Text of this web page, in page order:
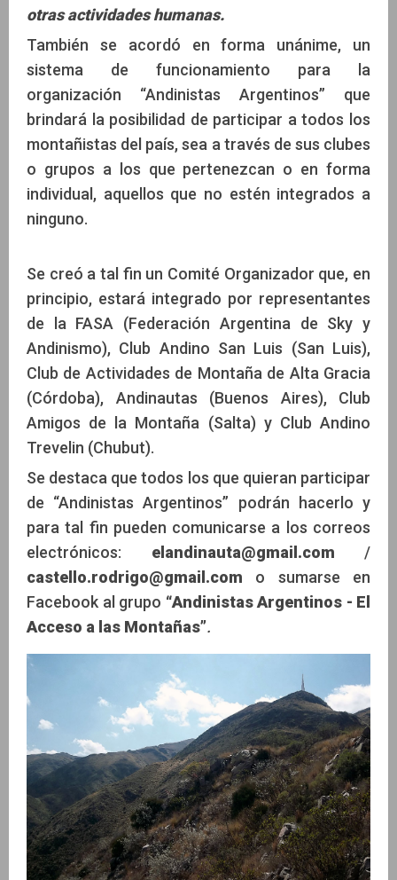
otras actividades humanas.
También se acordó en forma unánime, un
sistema de funcionamiento para la
organización “Andinistas Argentinos” que
brindará la posibilidad de participar a todos los
montañistas del país, sea a través de sus clubes
o grupos a los que pertenezcan o en forma
individual, aquellos que no estén integrados a
ninguno.
Se creó a tal fin un Comité Organizador que, en
principio, estará integrado por representantes
de la FASA (Federación Argentina de Sky y
Andinismo), Club Andino San Luis (San Luis),
Club de Actividades de Montaña de Alta Gracia
(Córdoba), Andinautas (Buenos Aires), Club
Amigos de la Montaña (Salta) y Club Andino
Trevelin (Chubut).
Se destaca que todos los que quieran participar
de “Andinistas Argentinos” podrán hacerlo y
para tal fin pueden comunicarse a los correos
electrónicos: elandinauta@gmail.com /
castello.rodrigo@gmail.com o sumarse en
Facebook al grupo “Andinistas Argentinos - El
Acceso a las Montañas”.